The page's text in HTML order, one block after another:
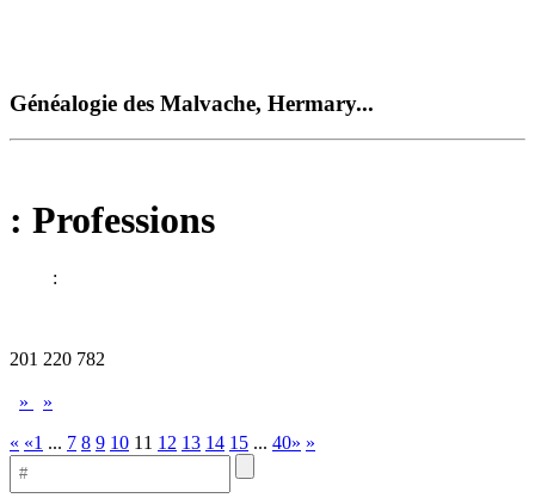
Généalogie des Malvache, Hermary...
: Professions
:
201 220 782
»
»
« «1 ... 7 8 9 10 11 12 13 14 15 ... 40» »